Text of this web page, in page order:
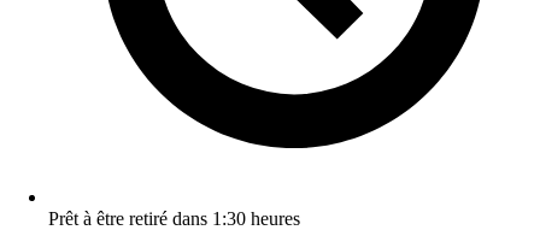
Prêt à être retiré dans 1:30 heures